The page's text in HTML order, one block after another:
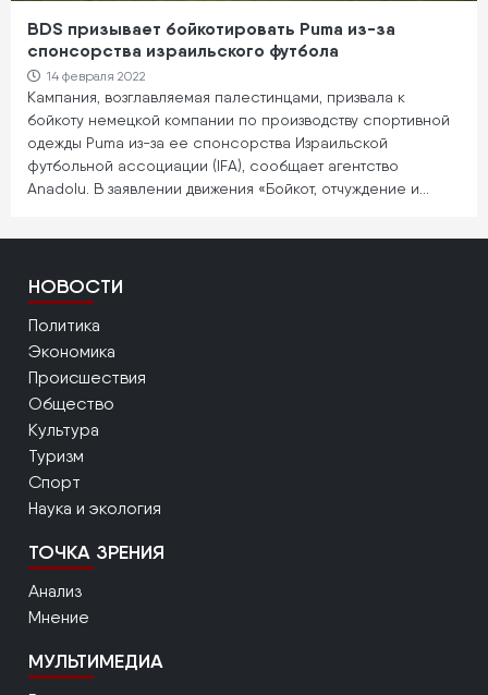
BDS призывает бойкотировать Puma из-за
спонсорства израильского футбола
14 февраля 2022
Кампания, возглавляемая палестинцами, призвала к
бойкоту немецкой компании по производству спортивной
одежды Puma из-за ее спонсорства Израильской
футбольной ассоциации (IFA), сообщает агентство
Anadolu. В заявлении движения «Бойкот, отчуждение и…
НОВОСТИ
Политика
Экономика
Происшествия
Общество
Культура
Туризм
Спорт
Наука и экология
ТОЧКА ЗРЕНИЯ
Анализ
Мнение
МУЛЬТИМЕДИА